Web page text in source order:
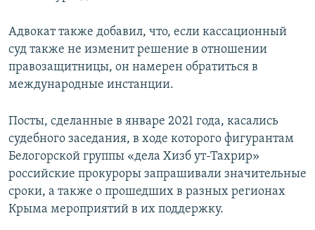
Адвокат также добавил, что, если кассационный
суд также не изменит решение в отношении
правозащитницы, он намерен обратиться в
международные инстанции.
Посты, сделанные в январе 2021 года, касались
судебного заседания, в ходе которого фигурантам
Белогорской группы «дела Хизб ут-Тахрир»
российские прокуроры запрашивали значительные
сроки, а также о прошедших в разных регионах
Крыма мероприятий в их поддержку.